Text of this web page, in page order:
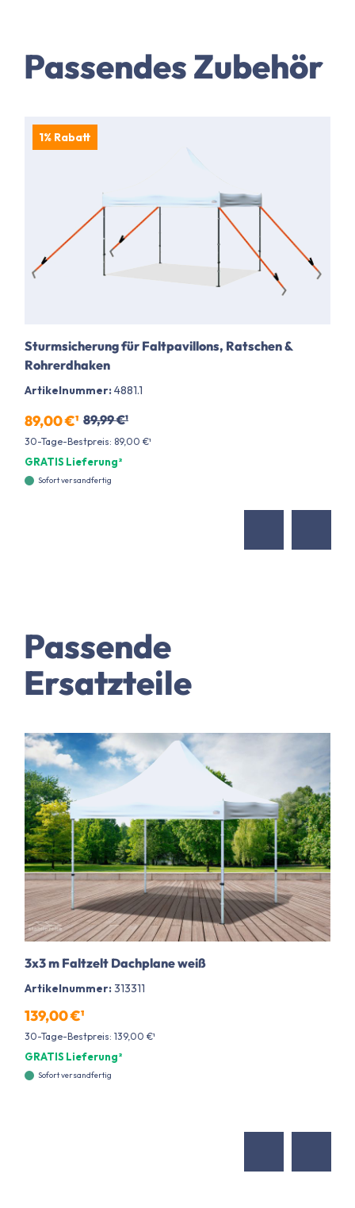
Passendes Zubehör
1% Rabatt
Sturmsicherung für Faltpavillons, Ratschen &
Rohrerdhaken
Artikelnummer:4881.1
89,00 €¹ 89,99 €¹
30-Tage-Bestpreis: 89,00 €¹
GRATIS Lieferung²
Sofort versandfertig
Passende
Ersatzteile
3x3 m Faltzelt Dachplane weiß
Artikelnummer:313311
139,00 €¹
30-Tage-Bestpreis: 139,00 €¹
GRATIS Lieferung²
Sofort versandfertig